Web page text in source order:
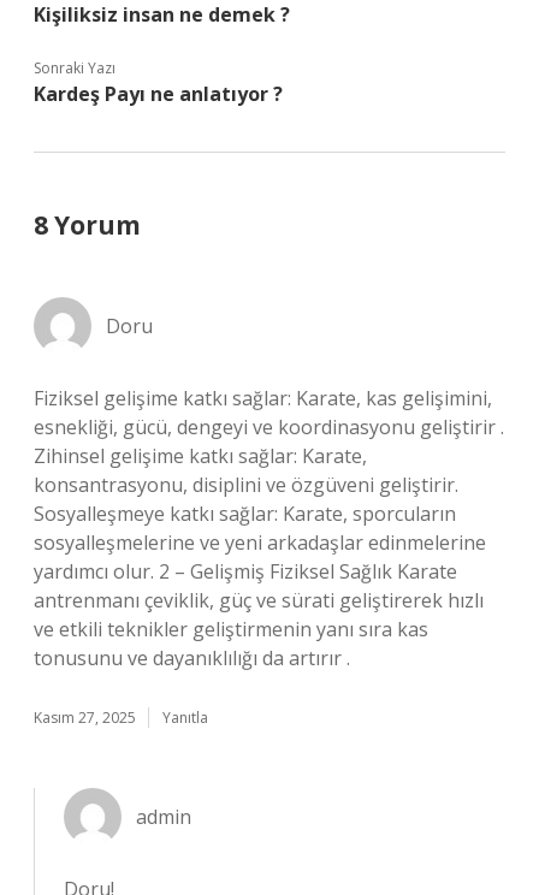
Kişiliksiz insan ne demek ?
Sonraki Yazı
Kardeş Payı ne anlatıyor ?
8 Yorum
Doru
Fiziksel gelişime katkı sağlar: Karate, kas gelişimini,
esnekliği, gücü, dengeyi ve koordinasyonu geliştirir .
Zihinsel gelişime katkı sağlar: Karate,
konsantrasyonu, disiplini ve özgüveni geliştirir.
Sosyalleşmeye katkı sağlar: Karate, sporcuların
sosyalleşmelerine ve yeni arkadaşlar edinmelerine
yardımcı olur. 2 – Gelişmiş Fiziksel Sağlık Karate
antrenmanı çeviklik, güç ve sürati geliştirerek hızlı
ve etkili teknikler geliştirmenin yanı sıra kas
tonusunu ve dayanıklılığı da artırır .
Kasım 27, 2025 Yanıtla
admin
Doru!